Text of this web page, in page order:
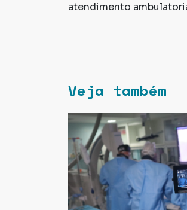
atendimento
Veja também